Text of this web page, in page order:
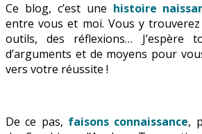
Ce blog, c’est une histoire
entre vous et moi. Vous y trouverez
outils, des réflexions… J’espère
d’arguments et de moyens pour
vers votre réussite !
De ce pas, faisons connaissance,